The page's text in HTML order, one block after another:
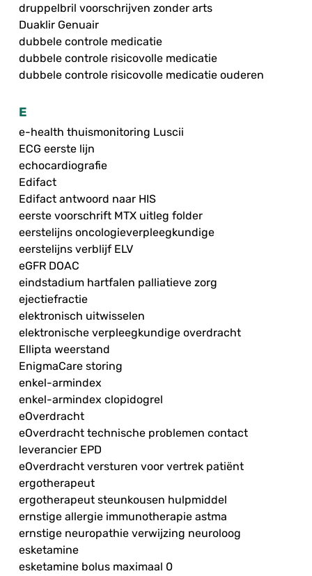
druppelbril voorschrijven zonder arts
Duaklir Genuair
dubbele controle medicatie
dubbele controle risicovolle medicatie
dubbele controle risicovolle medicatie ouderen
E
e-health thuismonitoring Luscii
ECG eerste lijn
echocardiografie
Edifact
Edifact antwoord naar HIS
eerste voorschrift MTX uitleg folder
eerstelijns oncologieverpleegkundige
eerstelijns verblijf ELV
eGFR DOAC
eindstadium hartfalen palliatieve zorg
ejectiefractie
elektronisch uitwisselen
elektronische verpleegkundige overdracht
Ellipta weerstand
EnigmaCare storing
enkel-armindex
enkel-armindex clopidogrel
eOverdracht
eOverdracht technische problemen contact
leverancier EPD
eOverdracht versturen voor vertrek patiënt
ergotherapeut
ergotherapeut steunkousen hulpmiddel
ernstige allergie immunotherapie astma
ernstige neuropathie verwijzing neuroloog
esketamine
esketamine bolus maximaal 0